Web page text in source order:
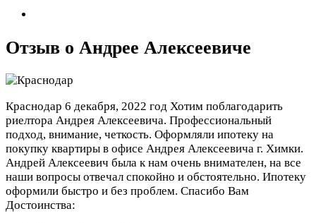
Отзыв о Андрее Алексеевиче
Краснодар 6 декабря, 2022 год Хотим поблагодарить
риелтора Андрея Алексеевича. Профессиональный
подход, внимание, четкость. Оформляли ипотеку на
покупку квартиры в офисе Андрея Алексеевича г. Химки.
Андрей Алексеевич была к нам очень внимателен, на все
наши вопросы отвечал спокойно и обстоятельно. Ипотеку
оформили быстро и без проблем. Спасибо Вам
Достоинства: